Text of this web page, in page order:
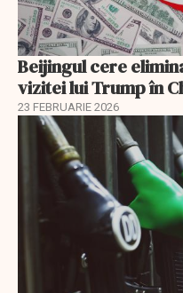
Beijingul cere
vizitei lui Trump în
23 FEBRUARIE 2026